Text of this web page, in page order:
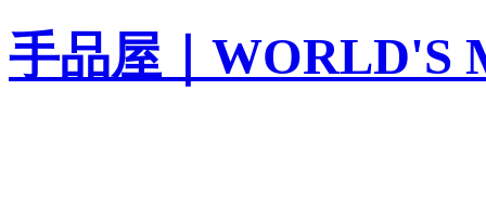
手品屋｜WORLD'S